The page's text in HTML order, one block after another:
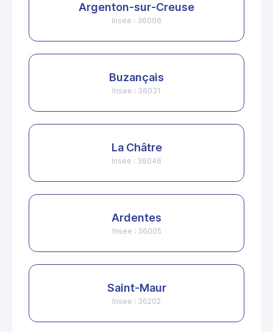
Argenton-sur-Creuse
Insee : 36006
Buzançais
Insee : 36031
La Châtre
Insee : 36046
Ardentes
Insee : 36005
Saint-Maur
Insee : 36202